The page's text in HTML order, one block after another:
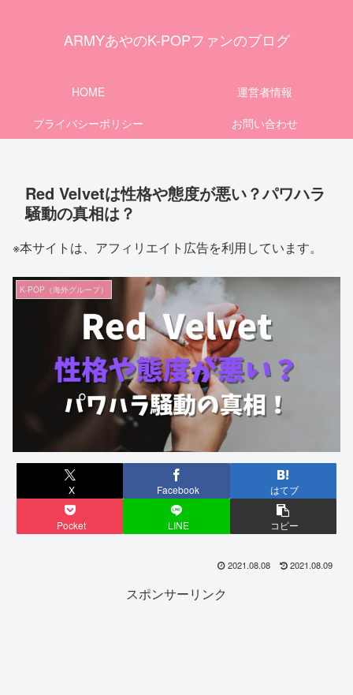
ARMYあやのK-POPファンのブログ
HOME
運営者情報
プライバシーポリシー
お問い合わせ
Red Velvetは性格や態度が悪い？パワハラ
騒動の真相は？
※本サイトは、アフィリエイト広告を利用しています。
K-POP（海外グループ）
X Facebook はてブ
Pocket LINE コピー
2021.08.08 2021.08.09
スポンサーリンク